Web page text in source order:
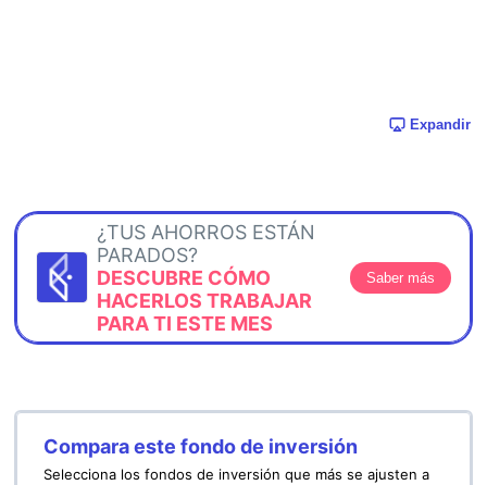
Expandir
¿TUS AHORROS ESTÁN
PARADOS?
DESCUBRE CÓMO
HACERLOS TRABAJAR
PARA TI ESTE MES
Saber más
Compara este fondo de inversión
Selecciona los fondos de inversión que más se ajusten a